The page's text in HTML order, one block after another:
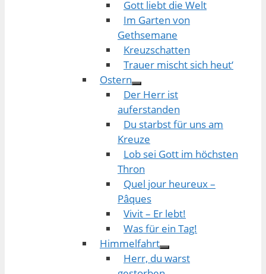
Gott liebt die Welt
Im Garten von
Gethsemane
Kreuzschatten
Trauer mischt sich heut‘
Ostern
Der Herr ist
auferstanden
Du starbst für uns am
Kreuze
Lob sei Gott im höchsten
Thron
Quel jour heureux –
Pâques
Vivit – Er lebt!
Was für ein Tag!
Himmelfahrt
Herr, du warst